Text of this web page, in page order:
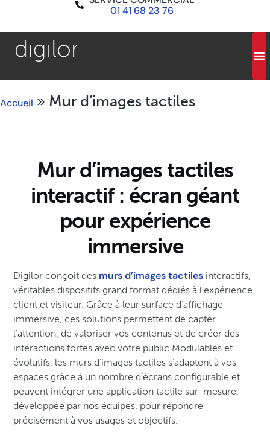
01 41 68 23 76
Accueil » Mur d’images tactiles
Mur d’images tactiles
interactif : écran géant
pour expérience
immersive
Digilor conçoit des murs d’images tactiles interactifs,
véritables dispositifs grand format dédiés à l’expérience
client et visiteur. Grâce à leur surface d’affichage
immersive, ces solutions permettent de capter
l’attention, de valoriser vos contenus et de créer des
interactions fortes avec votre public.Modulables et
évolutifs, les murs d’images tactiles s’adaptent à vos
espaces grâce à un nombre d’écrans configurable et
peuvent intégrer une application tactile sur-mesure,
développée par nos équipes, pour répondre
précisément à vos usages et objectifs.